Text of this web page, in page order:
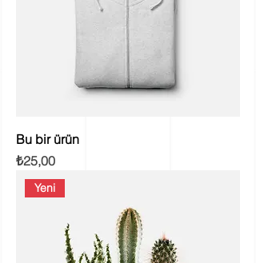
Bu bir ürün
Fiyat
₺25,00
Yeni